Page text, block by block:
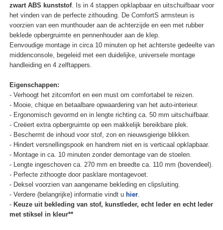
zwart ABS kunststof. Is in 4 stappen opklapbaar en uitschuifbaar voor
het vinden van de perfecte zithouding. De ComfortS armsteun is
voorzien van een munthouder aan de achterzijde en een met rubber
beklede opbergruimte en pennenhouder aan de klep.
Eenvoudige montage in circa 10 minuten op het achterste gedeelte van
middenconsole, begeleid met een duidelijke, universele montage
handleiding en 4 zelftappers.
Eigenschappen:
- Verhoogt het zitcomfort en een must om comfortabel te reizen.
- Mooie, chique en betaalbare opwaardering van het auto-interieur.
- Ergonomisch gevormd en in lengte richting ca. 50 mm uitschuifbaar.
- Creëert extra opbergruimte op een makkelijk bereikbare plek.
- Beschermt de inhoud voor stof, zon en nieuwsgierige blikken.
- Hindert versnellingspook en handrem niet en is verticaal opklapbaar.
- Montage in ca. 10 minuten zonder demontage van de stoelen.
- Lengte ingeschoven ca. 270 mm en breedte ca. 110 mm (bovendeel).
- Perfecte zithoogte door pasklare montagevoet.
- Deksel voorzien van aangename bekleding en clipsluiting.
- Verdere (belangrijke) informatie vindt u hier.
- Keuze uit bekleding van stof, kunstleder, echt leder en echt leder
met stiksel in kleur**